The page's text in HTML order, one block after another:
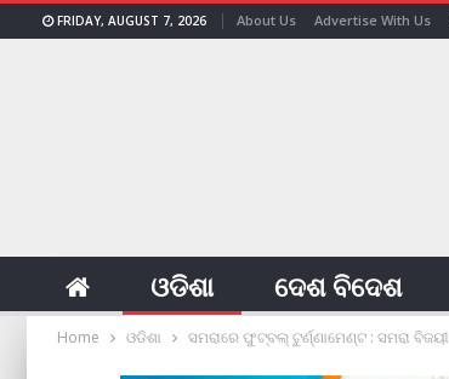
FRIDAY, AUGUST 7, 2026 About Us Advertise With Us
ଓଡିଶା ଦେଶ ବିଦେଶ
Home ଓଡିଶା ସମରାରେ ଫୁଟ୍‌ବଲ୍‌ ଟୁର୍ଣ୍ଣାମେଣ୍ଟ : ସମରା ବିଜୟୀ